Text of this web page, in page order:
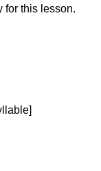
for this lesson.